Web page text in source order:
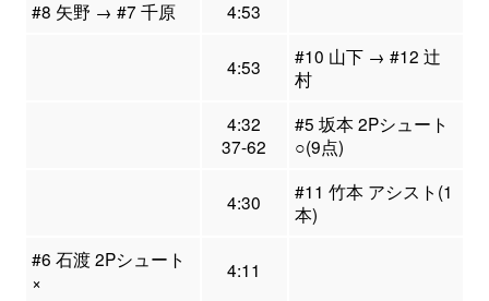
#8 矢野 → #7 千原 4:53
4:53
#10 山下 → #12 辻
村
4:32
37-62
#5 坂本 2Pシュート
○(9点)
4:30
#11 竹本 アシスト(1
本)
#6 石渡 2Pシュート
×
4:11